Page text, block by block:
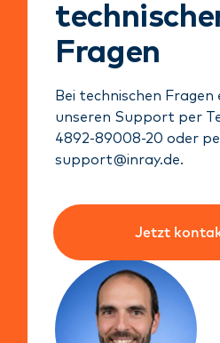
Fragen
Bei technischen Fragen
unseren Support per
4892-89008-20 oder
support@inray.de.
Jetzt